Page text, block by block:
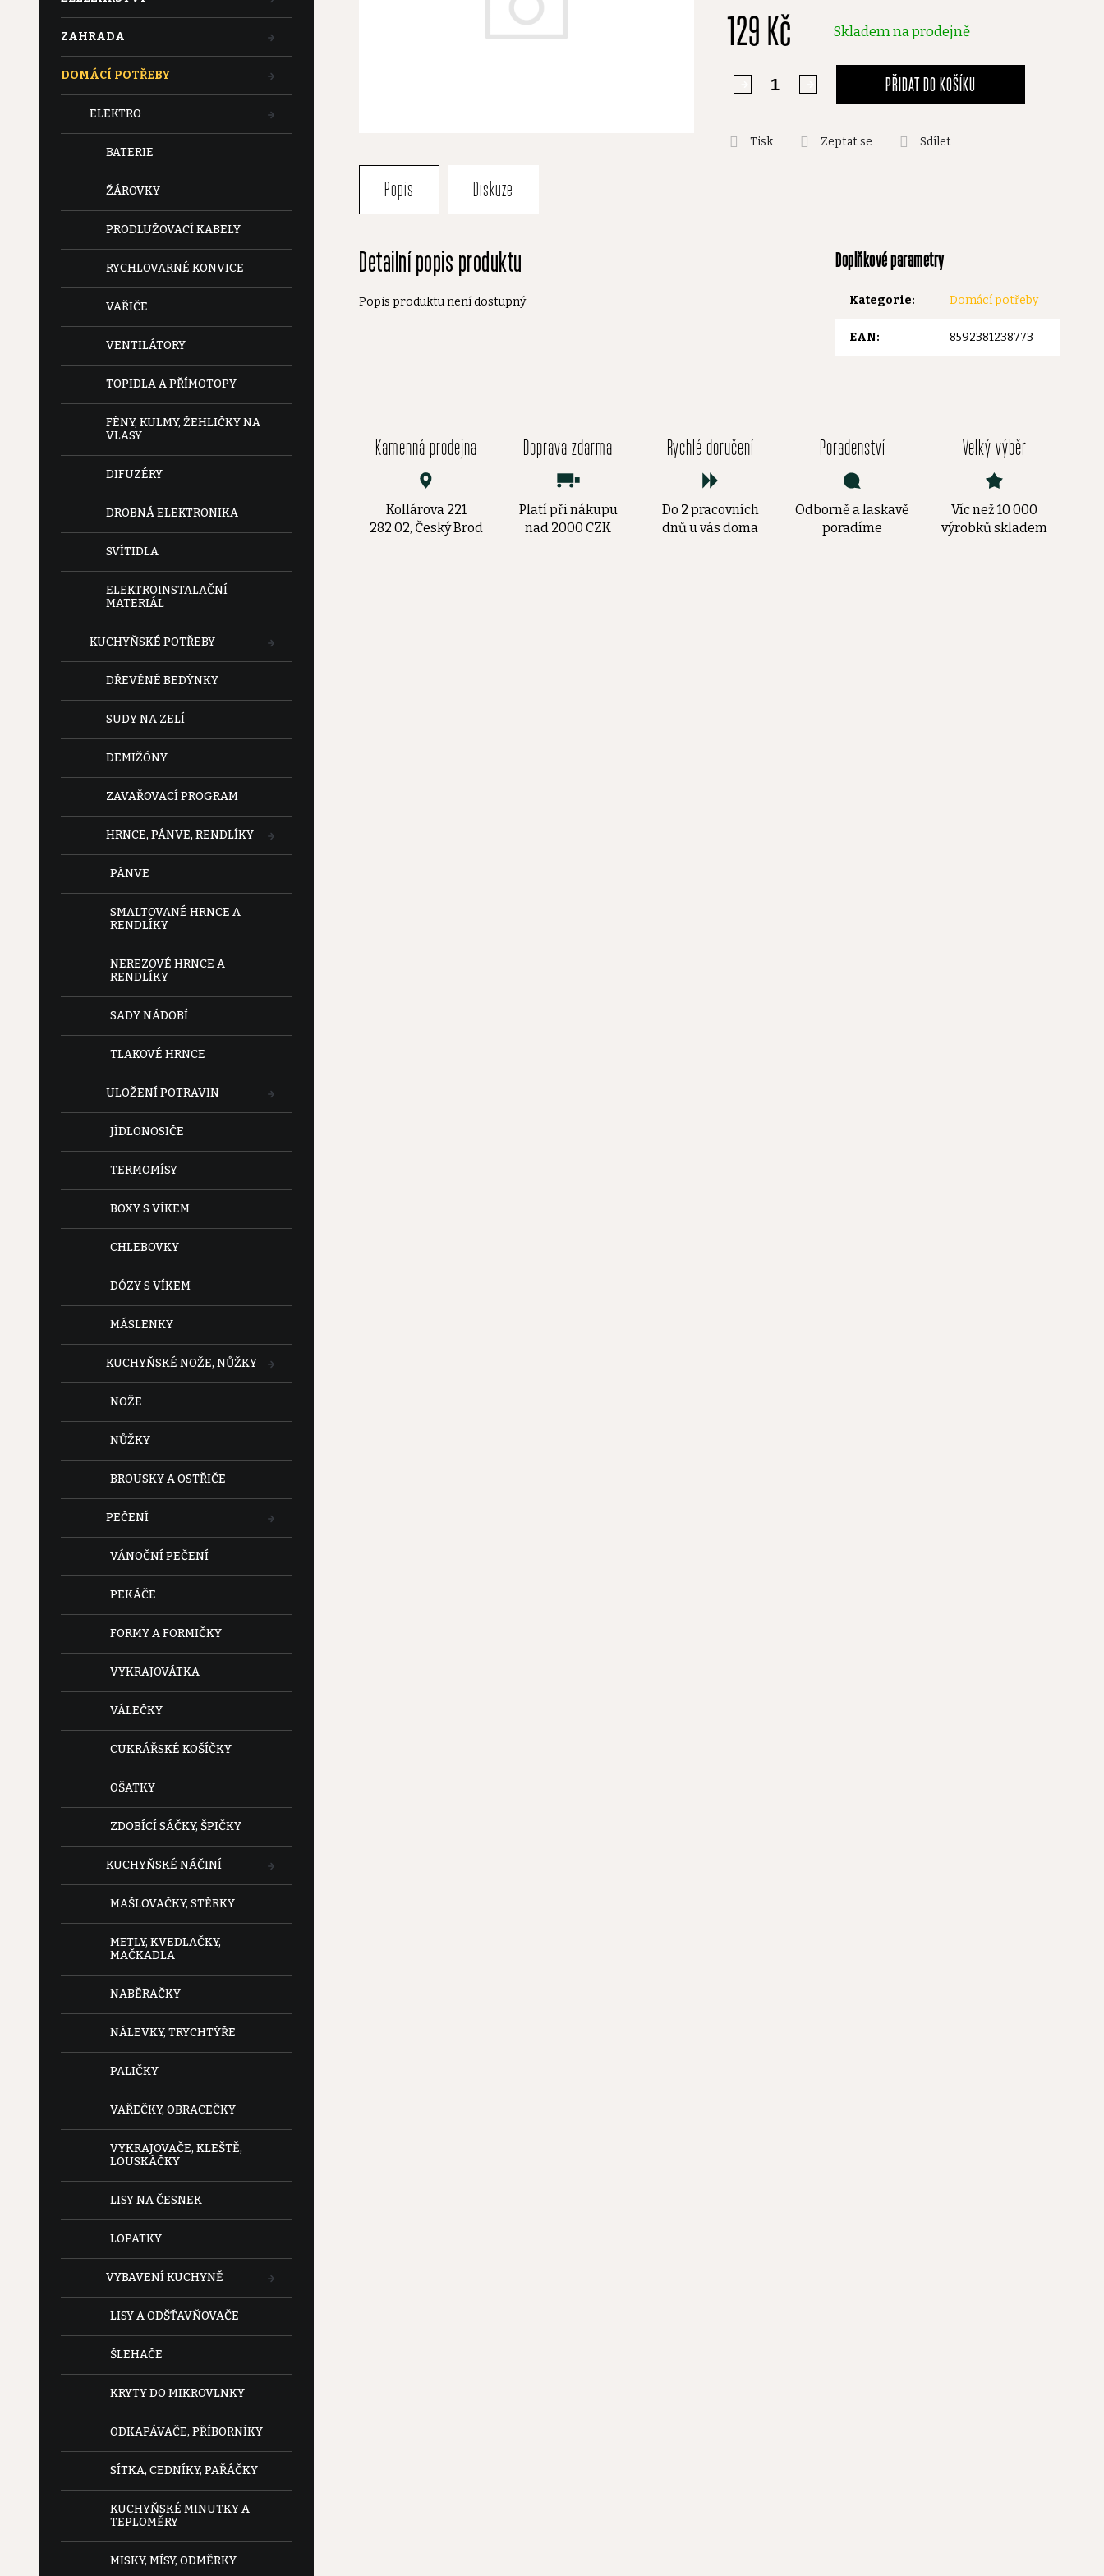
ZAHRADA
DOMÁCÍ POTŘEBY
ELEKTRO
BATERIE
ŽÁROVKY
PRODLUŽOVACÍ KABELY
RYCHLOVARNÉ KONVICE
VAŘIČE
VENTILÁTORY
TOPIDLA A PŘÍMOTOPY
FÉNY, KULMY, ŽEHLIČKY NA
VLASY
DIFUZÉRY
DROBNÁ ELEKTRONIKA
SVÍTIDLA
ELEKTROINSTALAČNÍ
MATERIÁL
KUCHYŇSKÉ POTŘEBY
DŘEVĚNÉ BEDÝNKY
SUDY NA ZELÍ
DEMIŽÓNY
ZAVAŘOVACÍ PROGRAM
HRNCE, PÁNVE, RENDLÍKY
PÁNVE
SMALTOVANÉ HRNCE A
RENDLÍKY
NEREZOVÉ HRNCE A
RENDLÍKY
SADY NÁDOBÍ
TLAKOVÉ HRNCE
ULOŽENÍ POTRAVIN
JÍDLONOSIČE
TERMOMÍSY
BOXY S VÍKEM
CHLEBOVKY
DÓZY S VÍKEM
MÁSLENKY
KUCHYŇSKÉ NOŽE, NŮŽKY
NOŽE
NŮŽKY
BROUSKY A OSTŘIČE
PEČENÍ
VÁNOČNÍ PEČENÍ
PEKÁČE
FORMY A FORMIČKY
VYKRAJOVÁTKA
VÁLEČKY
CUKRÁŘSKÉ KOŠÍČKY
OŠATKY
ZDOBÍCÍ SÁČKY, ŠPIČKY
KUCHYŇSKÉ NÁČINÍ
MAŠLOVAČKY, STĚRKY
METLY, KVEDLAČKY,
MAČKADLA
NABĚRAČKY
NÁLEVKY, TRYCHTÝŘE
PALIČKY
VAŘEČKY, OBRACEČKY
VYKRAJOVAČE, KLEŠTĚ,
LOUSKÁČKY
LISY NA ČESNEK
LOPATKY
VYBAVENÍ KUCHYNĚ
LISY A ODŠŤAVŇOVAČE
ŠLEHAČE
KRYTY DO MIKROVLNKY
ODKAPÁVAČE, PŘÍBORNÍKY
SÍTKA, CEDNÍKY, PAŘÁČKY
KUCHYŇSKÉ MINUTKY A
TEPLOMĚRY
MISKY, MÍSY, ODMĚRKY
0,0
129 Kč Skladem na prodejně
PŘIDAT DO KOŠÍKU
Tisk Zeptat se Sdílet
Popis Diskuze
Detailní popis produktu
Popis produktu není dostupný
Doplňkové parametry
Kategorie: Domácí potřeby
EAN: 8592381238773
Kamenná prodejna
Kollárova 221
282 02, Český Brod
Doprava zdarma
Platí při nákupu
nad 2000 CZK
Rychlé doručení
Do 2 pracovních
dnů u vás doma
Poradenství
Odborně a laskavě
poradíme
Velký výběr
Víc než 10 000
výrobků skladem